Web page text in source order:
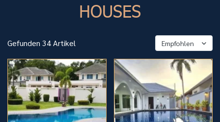
HOUSES
Gefunden 34 Artikel Empfohlen